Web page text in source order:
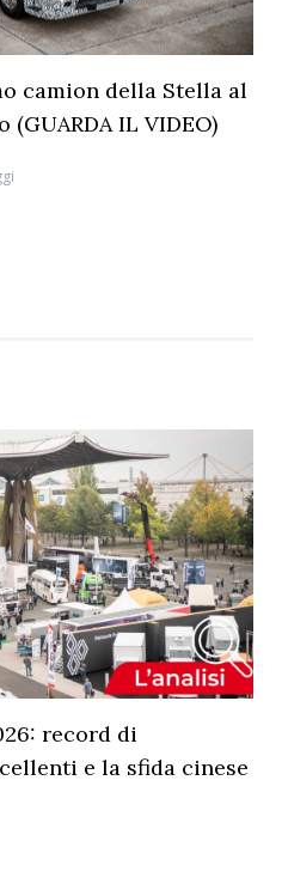
camion della Stella al
IL VIDEO)
record di
e la sfida cinese